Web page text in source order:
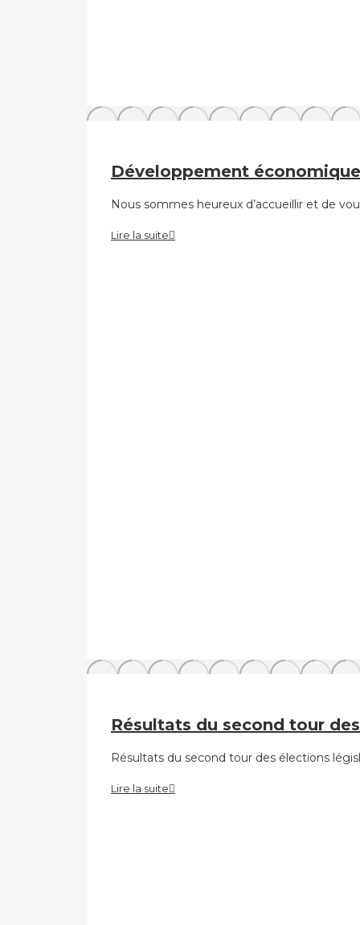
Développement
Nous sommes heureux d’accueillir et de
Lire la suite
Résultats du second tour
Résultats du second tour des élections
Lire la suite